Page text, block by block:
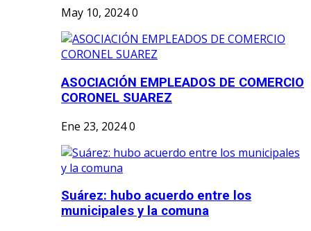
May 10, 20240
ASOCIACIÓN EMPLEADOS DE COMERCIO
CORONEL SUAREZ
Ene 23, 20240
Suárez: hubo acuerdo entre los
municipales y la comuna